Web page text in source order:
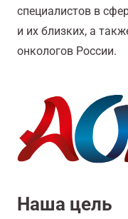
специалистов в
и их близких, а
онкологов России.
Наша цель